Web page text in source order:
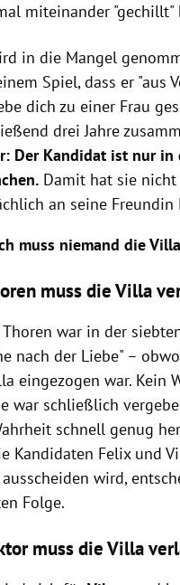
miteinander "gechillt"
in die Mangel
Spiel, dass er "aus
dich zu einer Frau
drei Jahre
Der Kandidat ist nur in
Damit hat sie nicht
an seine Freundin
muss niemand die
muss die Villa
war in der
nach der Liebe" –
eingezogen war. Kein
war schließlich
schnell genug
Kandidaten Felix und
wird,
Folge.
muss die Villa